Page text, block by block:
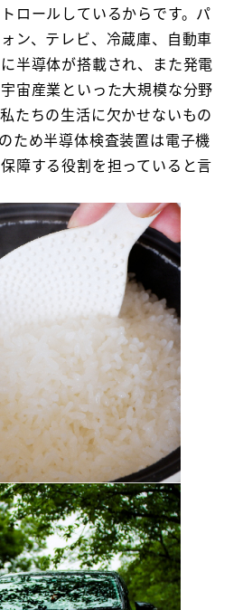
ロールしているからです。パ
ン、テレビ、冷蔵庫、自動車
半導体が搭載され、また発電
宙産業といった大規模な分野
たちの生活に欠かせないもの
ため半導体検査装置は電子機
障する役割を担っていると言